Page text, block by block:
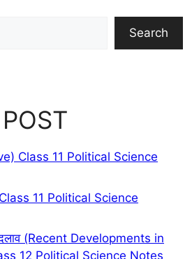
Search
Class 11 Political Science
Class 11 Political Science
बदलाव (Recent Developments in
12 Political Science Notes